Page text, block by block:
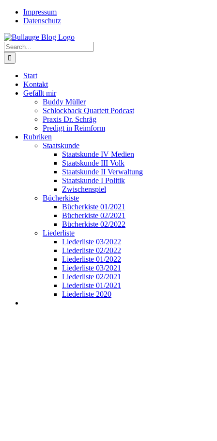
Skip
TwitterImpressum
Datenschutz
Search
for:
Start
Kontakt
Gefällt mir
Buddy Müller
Schlockback Quartett Podcast
Praxis Dr. Schräg
Predigt in Reimform
Rubriken
Staatskunde
Staatskunde IV Medien
Staatskunde III Volk
Staatskunde II Verwaltung
Staatskunde I Politik
Zwischenspiel
Bücherkiste
Bücherkiste 01/2021
Bücherkiste 02/2021
Bücherkiste 02/2022
Liederliste
Liederliste 03/2022
Liederliste 02/2022
Liederliste 01/2022
Liederliste 03/2021
Liederliste 02/2021
Liederliste 01/2021
Liederliste 2020